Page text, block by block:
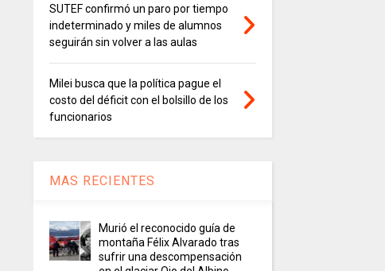
SUTEF confirmó un paro por tiempo
indeterminado y miles de alumnos
seguirán sin volver a las aulas
Milei busca que la política pague el
costo del déficit con el bolsillo de los
funcionarios
MAS RECIENTES
Murió el reconocido guía de
montaña Félix Alvarado tras
sufrir una descompensación